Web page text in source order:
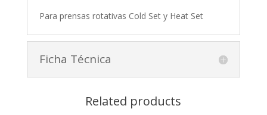
Para prensas rotativas Cold Set y Heat Set
Ficha Técnica
Related products